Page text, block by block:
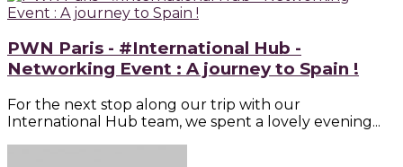
PWN Paris - #International Hub -
Networking Event : A journey to Spain !
For the next stop along our trip with our
International Hub team, we spent a lovely evening...